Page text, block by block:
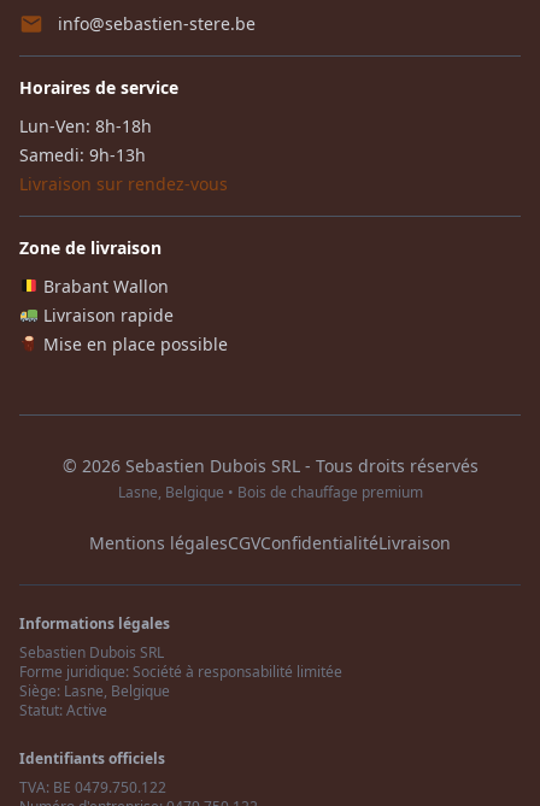
info@sebastien-stere.be
Horaires de service
Lun-Ven: 8h-18h
Samedi: 9h-13h
Livraison sur rendez-vous
Zone de livraison
Brabant Wallon
Livraison rapide
Mise en place possible
© 2026 Sebastien Dubois SRL - Tous droits réservés
Lasne, Belgique • Bois de chauffage premium
Mentions légalesCGVConfidentialitéLivraison
Informations légales
Sebastien Dubois SRL
Forme juridique: Société à responsabilité limitée
Siège: Lasne, Belgique
Statut: Active
Identifiants officiels
TVA: BE 0479.750.122